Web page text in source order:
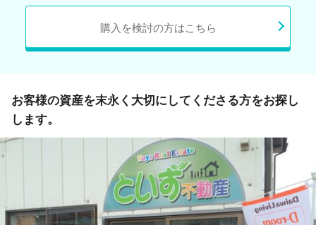
購入を検討の方はこちら
お客様の資産を末永く大切にしてくださる方をお探し
します。